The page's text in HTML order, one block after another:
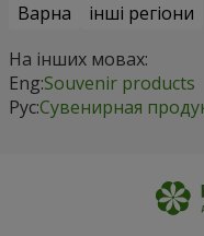
Варна
інші регіони
На інших мовах:
Eng:Souvenir products
Рус:Сувенирная